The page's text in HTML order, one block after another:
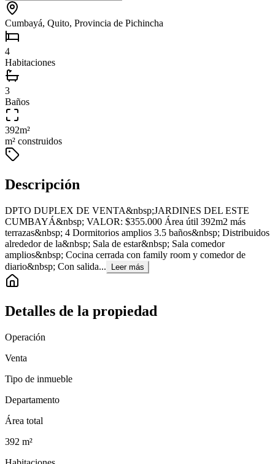
Cumbayá, Quito, Provincia de Pichincha
4
Habitaciones
3
Baños
392m²
m² construidos
Descripción
DPTO DUPLEX DE VENTA&nbsp;JARDINES DEL ESTE
CUMBAYÁ&nbsp; VALOR: $355.000 Área útil 392m2 más
terrazas&nbsp; 4 Dormitorios amplios 3.5 baños&nbsp; Distribuidos
alrededor de la&nbsp; Sala de estar&nbsp; Sala comedor
amplios&nbsp; Cocina cerrada con family room y comedor de
diario&nbsp; Con salida...
Leer más
Detalles de la propiedad
Operación
Venta
Tipo de inmueble
Departamento
Área total
392 m²